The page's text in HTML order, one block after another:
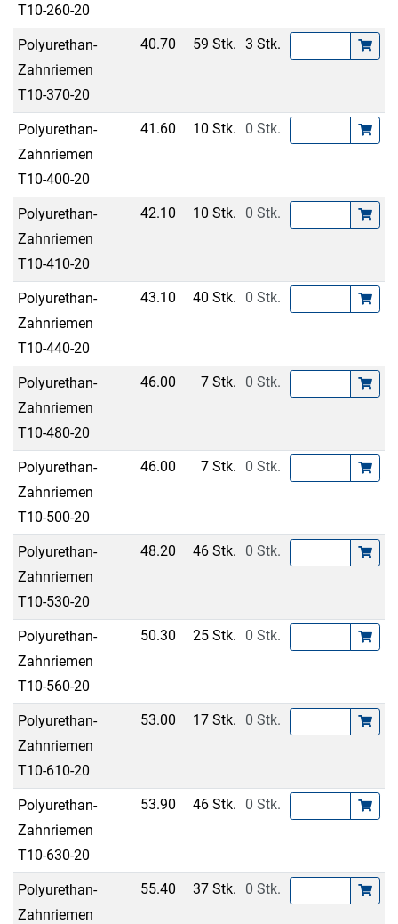
T10-260-20
Polyurethan-
Zahnriemen
T10-370-20
40.70 59 Stk. 3 Stk.
Polyurethan-
Zahnriemen
T10-400-20
41.60 10 Stk. 0 Stk.
Polyurethan-
Zahnriemen
T10-410-20
42.10 10 Stk. 0 Stk.
Polyurethan-
Zahnriemen
T10-440-20
43.10 40 Stk. 0 Stk.
Polyurethan-
Zahnriemen
T10-480-20
46.00 7 Stk. 0 Stk.
Polyurethan-
Zahnriemen
T10-500-20
46.00 7 Stk. 0 Stk.
Polyurethan-
Zahnriemen
T10-530-20
48.20 46 Stk. 0 Stk.
Polyurethan-
Zahnriemen
T10-560-20
50.30 25 Stk. 0 Stk.
Polyurethan-
Zahnriemen
T10-610-20
53.00 17 Stk. 0 Stk.
Polyurethan-
Zahnriemen
T10-630-20
53.90 46 Stk. 0 Stk.
Polyurethan-
Zahnriemen
55.40 37 Stk. 0 Stk.